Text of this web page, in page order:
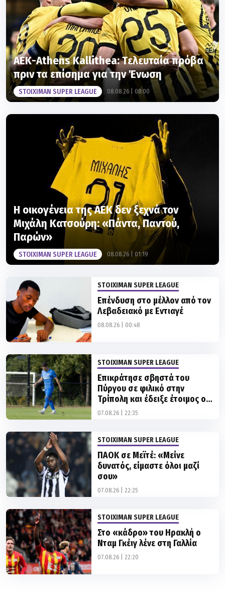
ΑΕΚ-Athens Kallithea: Tελευταία πρόβα
πριν τα επίσημα για την Ένωση
STOIXIMAN SUPER LEAGUE 08.08.26 | 08:00
Η οικογένεια της ΑΕΚ δεν ξεχνά τον
Μιχάλη Κατσούρη: «Πάντα, Παντού,
Παρών»
STOIXIMAN SUPER LEAGUE 08.08.26 | 01:19
STOIXIMAN SUPER LEAGUE
Λεβαδειακό με Εντιαγέ
08.08.26 | 00:48
Πύργου σε φιλικό στην
Τρίπολη και έδειξε έτοιμος ο
Asteras AKTOR
07.08.26 | 22:35
STOIXIMAN SUPER LEAGUE
δυνατός, είμαστε όλοι μαζί
σου»
07.08.26 | 22:25
STOIXIMAN SUPER LEAGUE
Νταμ Γκέιγ λένε στη Γαλλία
07.08.26 | 22:20